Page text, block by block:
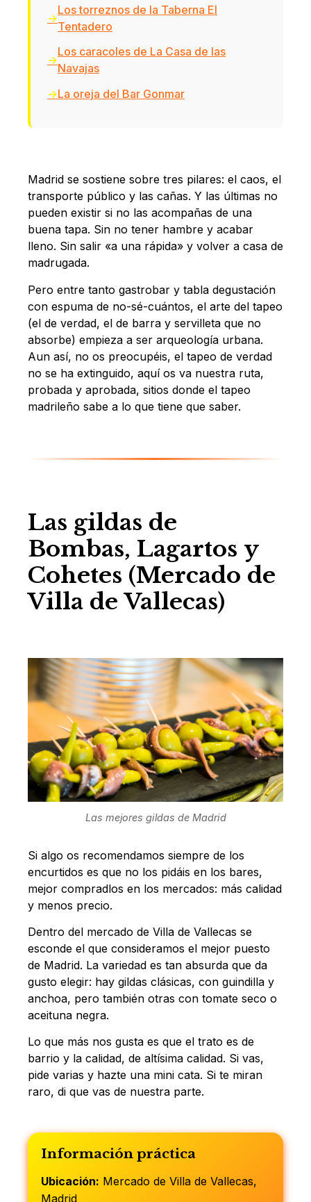
Los torreznos de la Taberna El
Tentadero
Los caracoles de La Casa de las
Navajas
La oreja del Bar Gonmar
Madrid se sostiene sobre tres pilares: el caos, el
transporte público y las cañas. Y las últimas no
pueden existir si no las acompañas de una
buena tapa. Sin no tener hambre y acabar
lleno. Sin salir «a una rápida» y volver a casa de
madrugada.
Pero entre tanto gastrobar y tabla degustación
con espuma de no-sé-cuántos, el arte del tapeo
(el de verdad, el de barra y servilleta que no
absorbe) empieza a ser arqueología urbana.
Aun así, no os preocupéis, el tapeo de verdad
no se ha extinguido, aquí os va nuestra ruta,
probada y aprobada, sitios donde el tapeo
madrileño sabe a lo que tiene que saber.
Las gildas de
Bombas, Lagartos y
Cohetes (Mercado de
Villa de Vallecas)
Las mejores gildas de Madrid
Si algo os recomendamos siempre de los
encurtidos es que no los pidáis en los bares,
mejor compradlos en los mercados: más calidad
y menos precio.
Dentro del mercado de Villa de Vallecas se
esconde el que consideramos el mejor puesto
de Madrid. La variedad es tan absurda que da
gusto elegir: hay gildas clásicas, con guindilla y
anchoa, pero también otras con tomate seco o
aceituna negra.
Lo que más nos gusta es que el trato es de
barrio y la calidad, de altísima calidad. Si vas,
pide varias y hazte una mini cata. Si te miran
raro, di que vas de nuestra parte.
Información práctica
Ubicación: Mercado de Villa de Vallecas,
Madrid